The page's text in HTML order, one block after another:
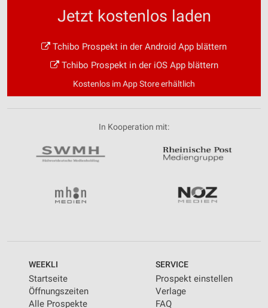
Jetzt kostenlos laden
Tchibo Prospekt in der Android App blättern
Tchibo Prospekt in der iOS App blättern
Kostenlos im App Store erhältlich
In Kooperation mit:
WEEKLI
Startseite
Öffnungszeiten
Alle Prospekte
SERVICE
Prospekt einstellen
Verlage
FAQ